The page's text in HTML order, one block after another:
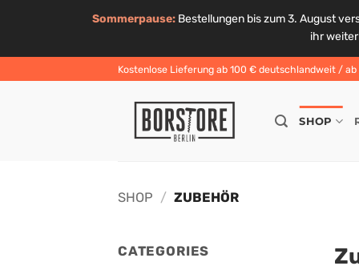
Sommerpause:Bestellungen bis zum 3. August
ihr
Kostenlose Lieferung ab 100 € deutschlandweit / ab
SHOP
SHOP / ZUBEHÖR
CATEGORIES